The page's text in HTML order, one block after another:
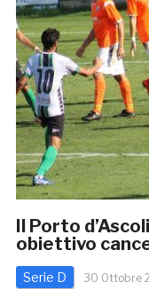
Il Porto
obiettivo
Serie D 30 Ottobre